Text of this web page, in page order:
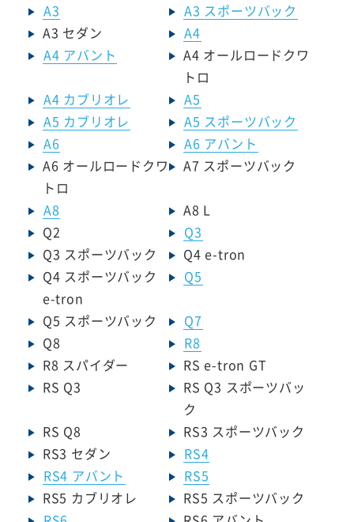
A3
A3 スポーツバック
A3 セダン
A4
A4 アバント
A4 オールロードクワ
トロ
A4 カブリオレ
A5
A5 カブリオレ
A5 スポーツバック
A6
A6 アバント
A6 オールロードクワ
トロ
A7 スポーツバック
A8
A8 L
Q2
Q3
Q3 スポーツバック
Q4 e-tron
Q4 スポーツバック
e-tron
Q5
Q5 スポーツバック
Q7
Q8
R8
R8 スパイダー
RS e-tron GT
RS Q3
RS Q3 スポーツバッ
ク
RS Q8
RS3 スポーツバック
RS3 セダン
RS4
RS4 アバント
RS5
RS5 カブリオレ
RS5 スポーツバック